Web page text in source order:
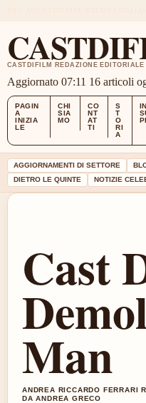
CASTDIFILM REDAZIONE EDITORIALE
Aggiornato 07:11 16 articoli
PAGIN
A
INIZIA
LE
CHI
SIA
MO
CO
NT
AT
TI
S
T
O
RI
A
AGGIORNAMENTI DI SETTORE
DIETRO LE QUINTE
NOTIZIE
Cast
Man
ANDREA RICCARDO FERRARI
DA ANDREA GRECO